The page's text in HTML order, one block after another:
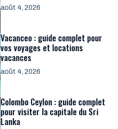
août 4, 2026
Vacanceo : guide complet pour
vos voyages et locations
vacances
août 4, 2026
Colombo Ceylon : guide complet
pour visiter la capitale du Sri
Lanka